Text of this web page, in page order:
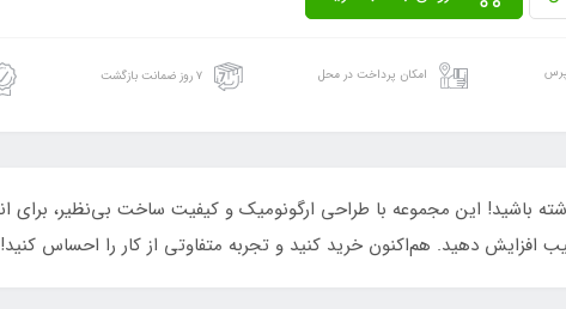
امکان پرداخت در محل ۷ روز ضمانت بازگشت
دهید. هم‌اکنون خرید کنید و تجربه متفاوتی از کار را احساس کنید!